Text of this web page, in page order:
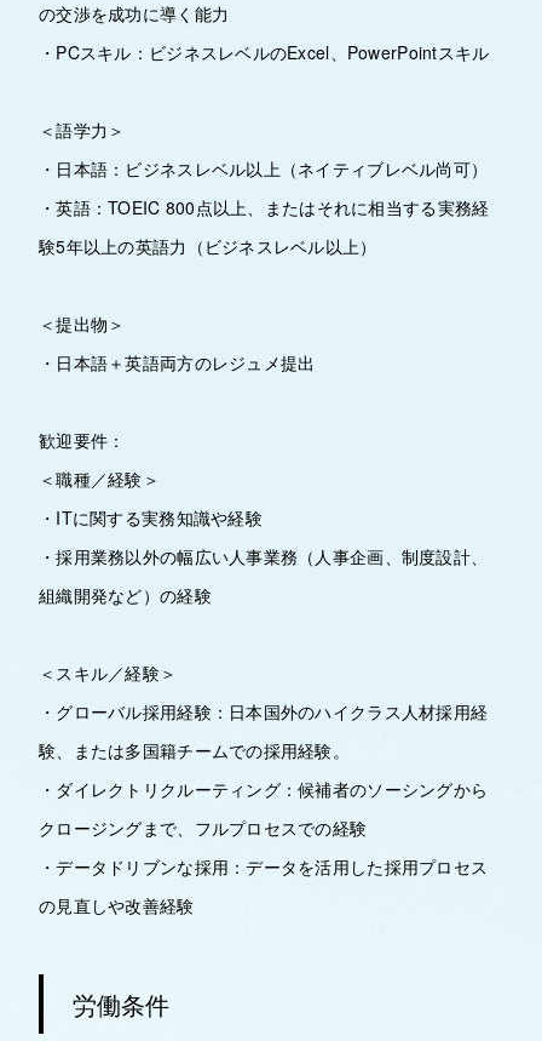
の交渉を成功に導く能力
・PCスキル：ビジネスレベルのExcel、PowerPointスキル
＜語学力＞
・日本語：ビジネスレベル以上（ネイティブレベル尚可）
・英語：TOEIC 800点以上、またはそれに相当する実務経
験5年以上の英語力（ビジネスレベル以上）
＜提出物＞
・日本語＋英語両方のレジュメ提出
歓迎要件：
＜職種／経験＞
・ITに関する実務知識や経験
・採用業務以外の幅広い人事業務（人事企画、制度設計、
組織開発など）の経験
＜スキル／経験＞
・グローバル採用経験：日本国外のハイクラス人材採用経
験、または多国籍チームでの採用経験。
・ダイレクトリクルーティング：候補者のソーシングから
クロージングまで、フルプロセスでの経験
・データドリブンな採用：データを活用した採用プロセス
の見直しや改善経験
労働条件